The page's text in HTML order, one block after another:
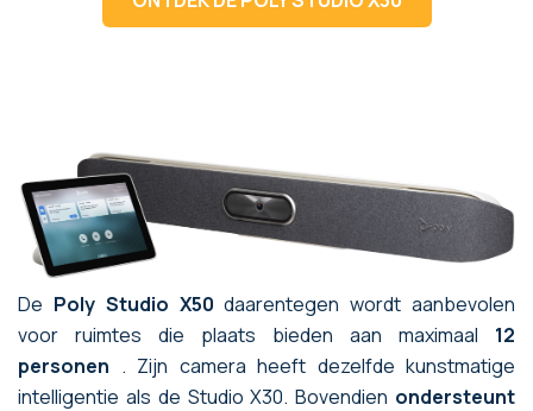
De Poly Studio X50 daarentegen wordt aanbevolen
voor ruimtes die plaats bieden aan maximaal 12
personen . Zijn camera heeft dezelfde kunstmatige
intelligentie als de Studio X30. Bovendien ondersteunt